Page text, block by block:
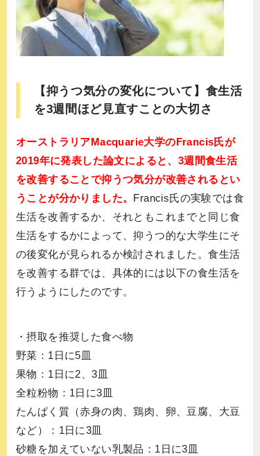
【抑うつ気分の変化について】食生活
を3週間ほど見直すことの大切さ
オーストラリアMacquarie大学のFrancis氏が
2019年に発表した論文によると、3週間食生活
を改善することで抑うつ気分が改善されるとい
うことが分かりました。 Francis氏の実験では食
生活を改善するか、それともこれまでと同じ食
生活をするかによって、抑うつ的な大学生にそ
の後変化が見られるか検討されました。食生活
を改善する群では、具体的には以下の食生活を
行うようにしたのです。
・摂取を推奨した食べ物
野菜：1日に5皿
果物：1日に2、3皿
全粒粉物：1日に3皿
たんぱく質（赤身の肉、鶏肉、卵、豆腐、大豆
など）：1日に3皿
砂糖を加えていない乳製品：1日に3皿